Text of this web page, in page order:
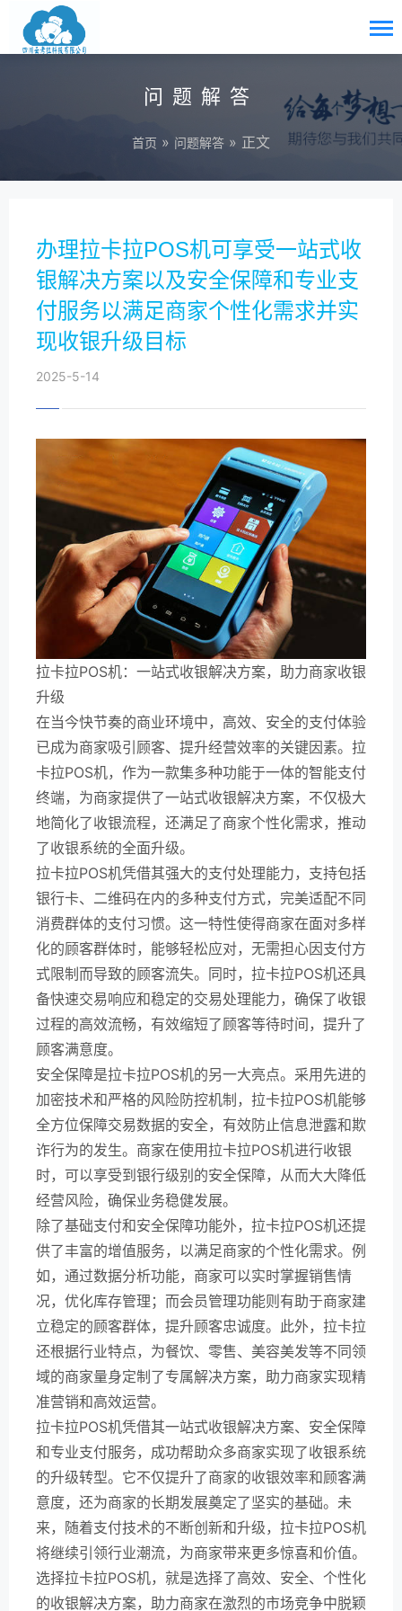
问题解答
首页 » 问题解答 » 正文
办理拉卡拉POS机可享受一站式收
银解决方案以及安全保障和专业支
付服务以满足商家个性化需求并实
现收银升级目标
2025-5-14
拉卡拉POS机：一站式收银解决方案，助力商家收银
升级
在当今快节奏的商业环境中，高效、安全的支付体验
已成为商家吸引顾客、提升经营效率的关键因素。拉
卡拉POS机，作为一款集多种功能于一体的智能支付
终端，为商家提供了一站式收银解决方案，不仅极大
地简化了收银流程，还满足了商家个性化需求，推动
了收银系统的全面升级。
拉卡拉POS机凭借其强大的支付处理能力，支持包括
银行卡、二维码在内的多种支付方式，完美适配不同
消费群体的支付习惯。这一特性使得商家在面对多样
化的顾客群体时，能够轻松应对，无需担心因支付方
式限制而导致的顾客流失。同时，拉卡拉POS机还具
备快速交易响应和稳定的交易处理能力，确保了收银
过程的高效流畅，有效缩短了顾客等待时间，提升了
顾客满意度。
安全保障是拉卡拉POS机的另一大亮点。采用先进的
加密技术和严格的风险防控机制，拉卡拉POS机能够
全方位保障交易数据的安全，有效防止信息泄露和欺
诈行为的发生。商家在使用拉卡拉POS机进行收银
时，可以享受到银行级别的安全保障，从而大大降低
经营风险，确保业务稳健发展。
除了基础支付和安全保障功能外，拉卡拉POS机还提
供了丰富的增值服务，以满足商家的个性化需求。例
如，通过数据分析功能，商家可以实时掌握销售情
况，优化库存管理；而会员管理功能则有助于商家建
立稳定的顾客群体，提升顾客忠诚度。此外，拉卡拉
还根据行业特点，为餐饮、零售、美容美发等不同领
域的商家量身定制了专属解决方案，助力商家实现精
准营销和高效运营。
拉卡拉POS机凭借其一站式收银解决方案、安全保障
和专业支付服务，成功帮助众多商家实现了收银系统
的升级转型。它不仅提升了商家的收银效率和顾客满
意度，还为商家的长期发展奠定了坚实的基础。未
来，随着支付技术的不断创新和升级，拉卡拉POS机
将继续引领行业潮流，为商家带来更多惊喜和价值。
选择拉卡拉POS机，就是选择了高效、安全、个性化
的收银解决方案，助力商家在激烈的市场竞争中脱颖